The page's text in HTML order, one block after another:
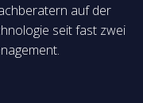
auf der
seit fast zwei